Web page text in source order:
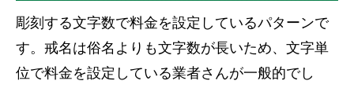
彫刻する文字数で料金を設定しているパターンで
す。戒名は俗名よりも文字数が長いため、文字単
位で料金を設定している業者さんが一般的でし